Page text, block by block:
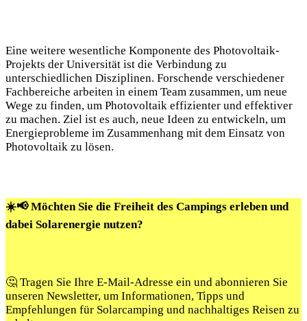
Eine weitere wesentliche Komponente des Photovoltaik-
Projekts der Universität ist die Verbindung zu
unterschiedlichen Disziplinen. Forschende verschiedener
Fachbereiche arbeiten in einem Team zusammen, um neue
Wege zu finden, um Photovoltaik effizienter und effektiver
zu machen. Ziel ist es auch, neue Ideen zu entwickeln, um
Energieprobleme im Zusammenhang mit dem Einsatz von
Photovoltaik zu lösen.
☀️📢 Möchten Sie die Freiheit des Campings erleben und
dabei Solarenergie nutzen?
🤔 Tragen Sie Ihre E-Mail-Adresse ein und abonnieren Sie
unseren Newsletter, um Informationen, Tipps und
Empfehlungen für Solarcamping und nachhaltiges Reisen zu